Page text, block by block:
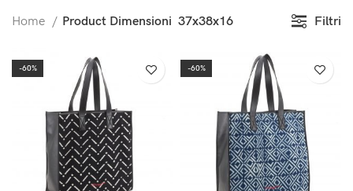
Home Product Dimensioni 37x38x16 Filtri
-60% -60%